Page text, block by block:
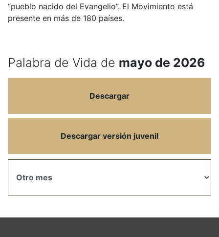
“pueblo nacido del Evangelio”. El Movimiento está
presente en más de 180 países.
Palabra de Vida de mayo de 2026
Descargar
Descargar versión juvenil